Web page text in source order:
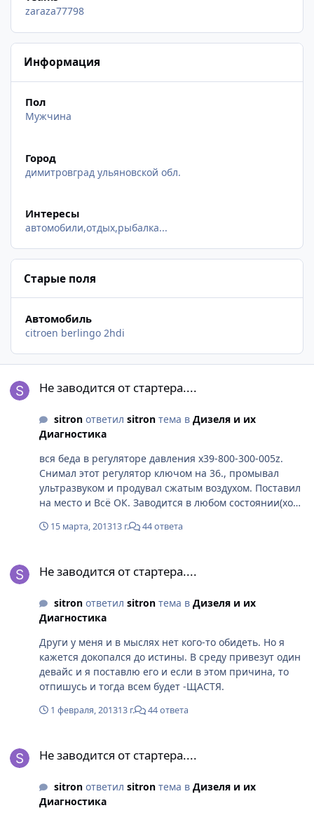
zaraza77798
Информация
Пол
Мужчина
Город
димитровград ульяновской обл.
Интересы
автомобили,отдых,рыбалка...
Старые поля
Автомобиль
citroen berlingo 2hdi
Не заводится от стартера....
sitronответил sitronтема в Дизеля и их
Диагностика
вся беда в регуляторе давления х39-800-300-005z.
Снимал этот регулятор ключом на 36., промывал
ультразвуком и продувал сжатым воздухом. Поставил
на место и Всё ОК. Заводится в любом состоянии(хол.
дизелей--этот регулятор очень капризная штука. Там
труба, не заведёшь со стартера.Походу тройная
По совету Тольяттинских диагностов-дизелистов,не
лишне приобрести новый этот регулятор и иметь в
15 марта, 201313 г. 44 ответа
Не заводится от стартера....
sitronответил sitronтема в Дизеля и их
Диагностика
Други у меня и в мыслях нет кого-то обидеть. Но я
кажется докопался до истины. В среду привезут один
девайс и я поставлю его и если в этом причина, то
отпишусь и тогда всем будет -ЩАСТЯ.
1 февраля, 201313 г. 44 ответа
Не заводится от стартера....
sitronответил sitronтема в Дизеля и их
Диагностика